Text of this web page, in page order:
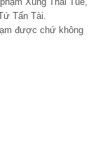
Tấn Tài.
được chứ không